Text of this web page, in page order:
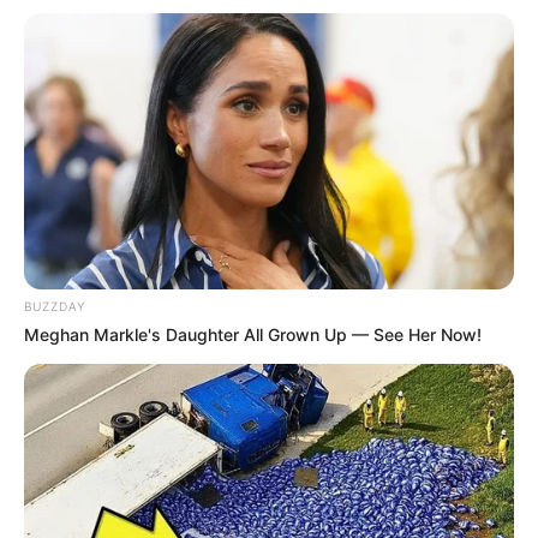
ജി എം ഒ എ ആരോപിച്ചു. ഇതെല്ലാം
വ്യക്തമാക്കിക്കൊണ്ടുള്ള ലഘുലേഖയും സംഘടന
വിതരണം ചെയ്തിരുന്നു
മെഡിക്കൽ കോളേജിലെ നിയമനങ്ങൾ ഇൻസ്റ്റിറ്റ്യൂട്ട്
ഓഫ് മാനേജ്മെന്റ് ഇൻ ഗവണ്മെന്റ് ( IMG ) എന്ന
സ്ഥാപനത്തിന്റെ മേൽ നോട്ടത്തിൽ
നടത്തിയെന്നാണ് ഷാഫി പറമ്പിൽ എം എൽ എ
പറഞ്ഞത് . സർക്കാർ ജീവനക്കാർക്ക്
മാനേജ്മെന്റിൽ വിദഗ്‌ദ്ധ പരിശീലനം നൽകുന്ന ഒരു
സ്ഥാപനത്തിന് ഗവൺമെന്റ് മെഡിക്കൽ
കോളേജിലെ നിയമനങ്ങൾ എങ്ങനെ നടത്താൻ
കഴിയുമെന്ന് ചോദ്യമുയർന്നിരുന്നു . ഇതുവരെ
നടത്തിയിട്ടുള്ള ഇരുനൂറോളം നിയമനങ്ങളിൽ വൻ
അഴിമതി നടന്നിട്ടുണ്ടെന്ന് ഇതിൽ നിന്നും
വ്യക്തമാകുന്നതായും സുതാര്യമായ അന്വേഷണം
BUZZDAY
Meghan Markle's Daughter All Grown Up — See Her Now!